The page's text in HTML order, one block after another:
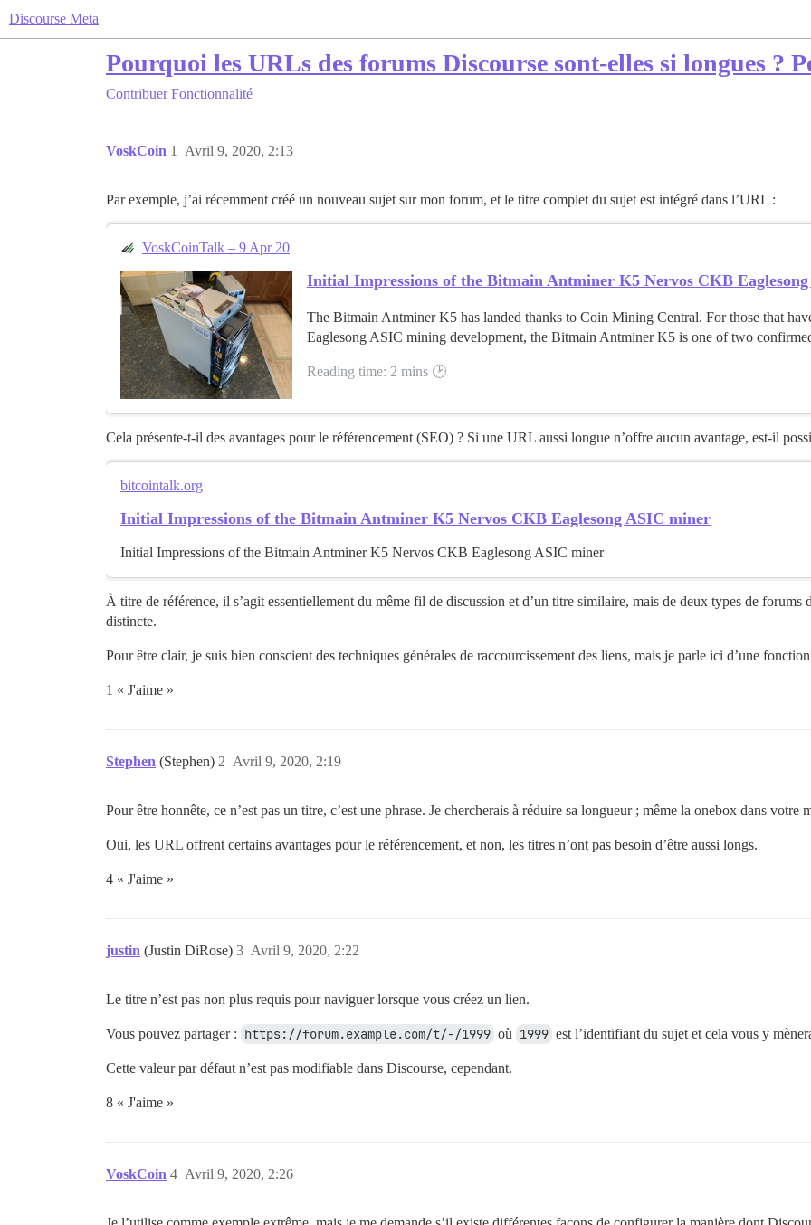
Discourse Meta
Pourquoi les URLs des forums Discourse sont-elles si longues ?
Contribuer Fonctionnalité
VoskCoin Avril 9, 2020, 2:13
1
Par exemple, j’ai récemment créé un nouveau sujet sur mon forum, et le titre complet du sujet est intégré dans l’URL :
VoskCoinTalk – 9 Apr 20
Initial Impressions of the Bitmain Antminer K5 Nervos CKB
The Bitmain Antminer K5 has landed thanks to Coin Mining Central. For those that
Eaglesong ASIC mining development, the Bitmain Antminer K5 is one of two
Reading time: 2 mins 🕑
Cela présente-t-il des avantages pour le référencement (SEO) ? Si une URL aussi longue n’offre aucun avantage, est-il
bitcointalk.org
Initial Impressions of the Bitmain Antminer K5 Nervos CKB Eaglesong ASIC miner
Initial Impressions of the Bitmain Antminer K5 Nervos CKB Eaglesong ASIC miner
À titre de référence, il s’agit essentiellement du même fil de discussion et d’un titre similaire, mais de deux types de
distincte.
Pour être clair, je suis bien conscient des techniques générales de raccourcissement des liens, mais je parle ici d’une
1 « J'aime »
Stephen (Stephen) Avril 9, 2020, 2:19
2
Pour être honnête, ce n’est pas un titre, c’est une phrase. Je chercherais à réduire sa longueur ; même la onebox dans votre
Oui, les URL offrent certains avantages pour le référencement, et non, les titres n’ont pas besoin d’être aussi longs.
4 « J'aime »
justin (Justin DiRose) Avril 9, 2020, 2:22
3
Le titre n’est pas non plus requis pour naviguer lorsque vous créez un lien.
Vous pouvez partager : https://forum.example.com/t/-/1999 où 1999 est l’identifiant du sujet et cela vous y
Cette valeur par défaut n’est pas modifiable dans Discourse, cependant.
8 « J'aime »
VoskCoin Avril 9, 2020, 2:26
4